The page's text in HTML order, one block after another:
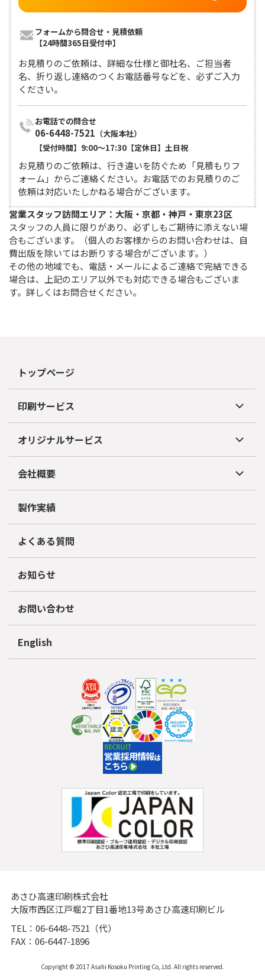
フォームから問合せ・見積依頼
【24時間365日受付中】
お見積りのご依頼は、詳細な仕様と御社名、ご担当者
名、折り返し連絡のつくお電話番号などを、必ずご入力
ください。
06-6448-7521 （大阪本社）
【受付時間】9:00〜17:30【定休日】土日祝
お見積りのご依頼は、行き違いを防ぐため「見積もりフ
ォーム」からご連絡ください。お電話でのお見積りのご
依頼は対応いたしかねる場合がございます。
営業スタッフ訪問エリア：大阪・京都・神戸・東京23区
スタッフの人員に限りがあり、必ずしもご期待に添えない場
合もございます。（個人のお客様からのお問い合わせは、自
費出版を除いてはお断りする場合がございます。）
その他の地域でも、電話・メールによるご連絡で完結できる
場合は、上記のエリア以外でも対応できる場合もございま
す。詳しくはお問合せください。
トップページ
印刷サービス
オリジナルサービス
会社概要
製作実績
よくある質問
お知らせ
お問い合わせ
English
あさひ高速印刷株式会社
大阪市西区江戸堀2丁目1番地13号あさひ高速印刷ビル
TEL：06-6448-7521（代）
FAX：06-6447-1896
Copyright © 2017 Asahi Kosoku Printing Co,.Ltd. All rights reserved.